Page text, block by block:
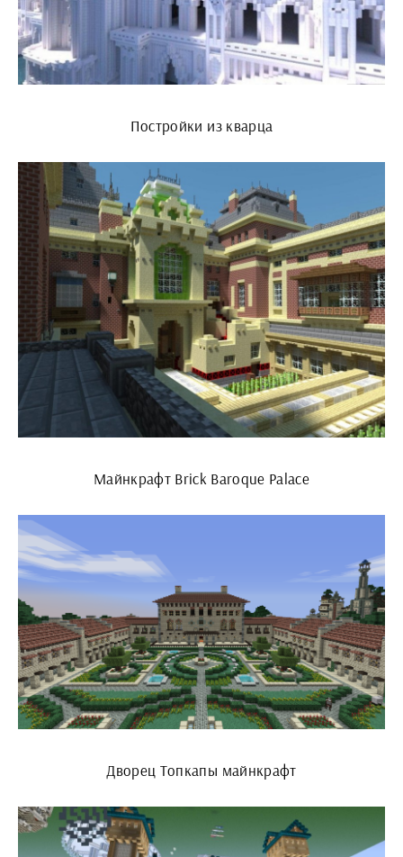
Постройки из кварца
Майнкрафт Brick Baroque Palace
Дворец Топкапы майнкрафт